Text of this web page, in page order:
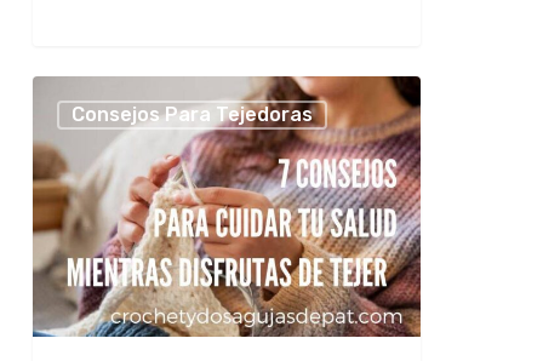
Consejos
para
cuidar
la
salud
las
Consejos Para Tejedoras